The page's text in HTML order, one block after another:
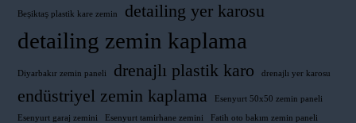
Beşiktaş plastik kare zemin detailing yer karosu
detailing zemin kaplama
Diyarbakır zemin paneli drenajlı plastik karo drenajlı yer karosu
endüstriyel zemin kaplama Esenyurt 50x50 zemin paneli
Esenyurt garaj zemini Esenyurt tamirhane zemini
Fatih oto bakım zemin paneli